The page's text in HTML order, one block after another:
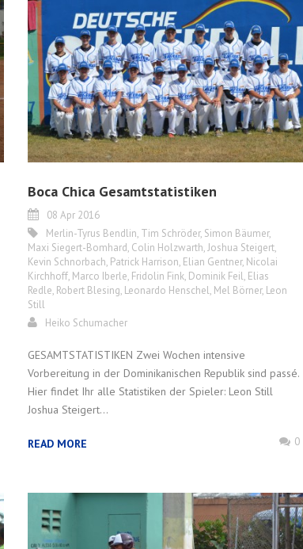
Boca Chica Gesamtstatistiken
08 Apr 2016
Merlin-Tyrus Bendlin, Tim Schröder, Simon Bäumer,
Maxi Siegert-Bomhard, Colin Holzwarth,Joshua Steigert,
Kevin Schnorbach, Patrick Harrison, Elian Gentner, Nicolai
Kirchhoff, Marco Iberle, Fridolin Fink, Dominik Feil, Elias
Redle, Robert Blesing, Leonardo Henschel, Mel Börner, Leon
Still
Heiko Schumacher
GESAMTSTATISTIKEN Zwei Wochen intensive
Vorbereitung in der Dominikanischen Republik sind passé.
Hier findet Ihr alle Statistiken der Spieler: Leon Still
Joshua Steigert...
READ MORE 0